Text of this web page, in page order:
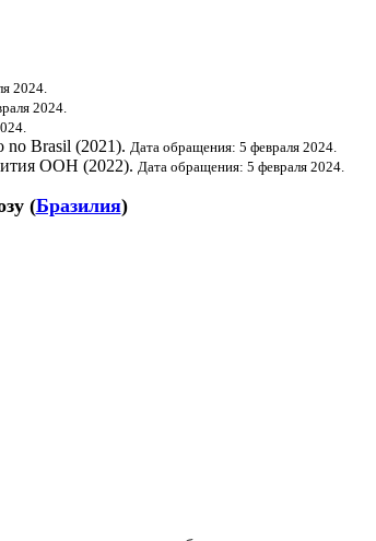
2024.
2024.
no Brasil (2021). Дата обращения: 5 февраля 2024.
ООН (2022). Дата обращения: 5 февраля 2024.
(Бразилия)